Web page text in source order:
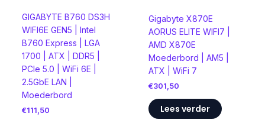
GIGABYTE B760 DS3H
WIFI6E GEN5 | Intel
B760 Express | LGA
1700 | ATX | DDR5 |
PCIe 5.0 | WiFi 6E |
2.5GbE LAN |
Moederbord
€111,50
Gigabyte X870E
AORUS ELITE WIFI7 |
AMD X870E
Moederbord | AM5 |
ATX | WiFi 7
€301,50
Lees verder